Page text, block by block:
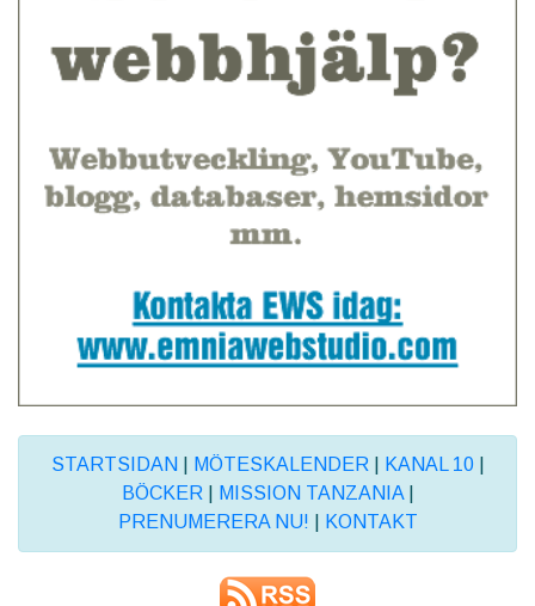
STARTSIDAN MÖTESKALENDER KANAL 10|
BÖCKER
MISSION TANZANIA|
PRENUMERERA NU!
KONTAKT